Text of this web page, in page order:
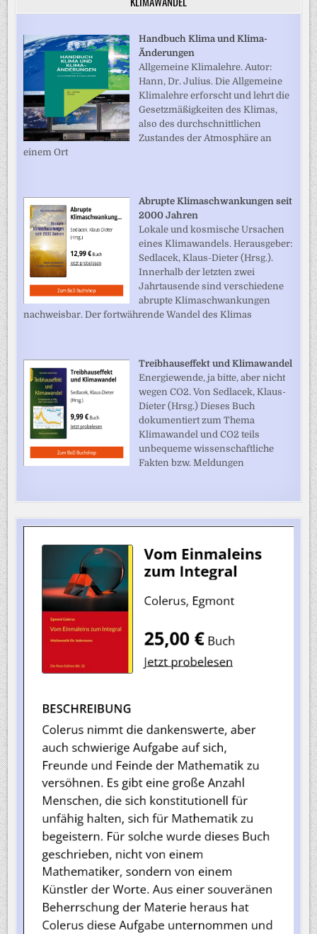
Handbuch Klima und Klima-
Änderungen
Allgemeine Klimalehre. Autor:
Hann, Dr. Julius. Die Allgemeine
Klimalehre erforscht und lehrt die
Gesetzmäßigkeiten des Klimas,
also des durchschnittlichen
Zustandes der Atmosphäre an
einem Ort
Abrupte Klimaschwankungen seit
2000 Jahren
Lokale und kosmische Ursachen
eines Klimawandels. Herausgeber:
Sedlacek, Klaus-Dieter (Hrsg.).
Innerhalb der letzten zwei
Jahrtausende sind verschiedene
abrupte Klimaschwankungen
nachweisbar. Der fortwährende Wandel des Klimas
Treibhauseffekt und Klimawandel
Energiewende, ja bitte, aber nicht
wegen CO2. Von Sedlacek, Klaus-
Dieter (Hrsg.) Dieses Buch
dokumentiert zum Thema
Klimawandel und CO2 teils
unbequeme wissenschaftliche
Fakten bzw. Meldungen